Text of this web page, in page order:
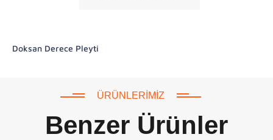
Doksan Derece Pleyti
ÜRÜNLERIMIZ
Benzer Ürünler